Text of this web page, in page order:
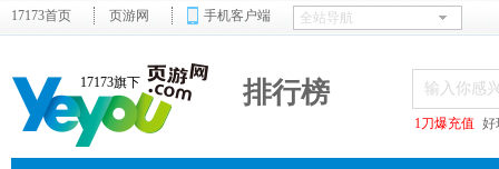
17173首页 页游网 手机客户端
17173旗下 排行榜
1刀爆充值 好